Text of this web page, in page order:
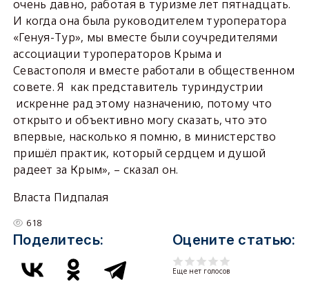
очень давно, работая в туризме лет пятнадцать.
И когда она была руководителем туроператора
«Генуя-Тур», мы вместе были соучредителями
ассоциации туроператоров Крыма и
Севастополя и вместе работали в общественном
совете. Я как представитель туриндустрии
искренне рад этому назначению, потому что
открыто и объективно могу сказать, что это
впервые, насколько я помню, в министерство
пришёл практик, который сердцем и душой
радеет за Крым», – сказал он.
Власта Пидпалая
618
Поделитесь: Оцените статью:
Еще нет голосов